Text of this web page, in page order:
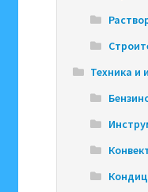
Техника и